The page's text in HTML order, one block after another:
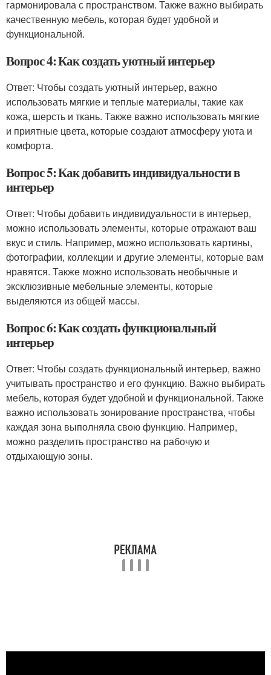
гармонировала с пространством. Также важно выбирать
качественную мебель, которая будет удобной и
функциональной.
Вопрос 4: Как создать уютный интерьер
Ответ: Чтобы создать уютный интерьер, важно
использовать мягкие и теплые материалы, такие как
кожа, шерсть и ткань. Также важно использовать мягкие
и приятные цвета, которые создают атмосферу уюта и
комфорта.
Вопрос 5: Как добавить индивидуальности в
интерьер
Ответ: Чтобы добавить индивидуальности в интерьер,
можно использовать элементы, которые отражают ваш
вкус и стиль. Например, можно использовать картины,
фотографии, коллекции и другие элементы, которые вам
нравятся. Также можно использовать необычные и
эксклюзивные мебельные элементы, которые
выделяются из общей массы.
Вопрос 6: Как создать функциональный
интерьер
Ответ: Чтобы создать функциональный интерьер, важно
учитывать пространство и его функцию. Важно выбирать
мебель, которая будет удобной и функциональной. Также
важно использовать зонирование пространства, чтобы
каждая зона выполняла свою функцию. Например,
можно разделить пространство на рабочую и
отдыхающую зоны.